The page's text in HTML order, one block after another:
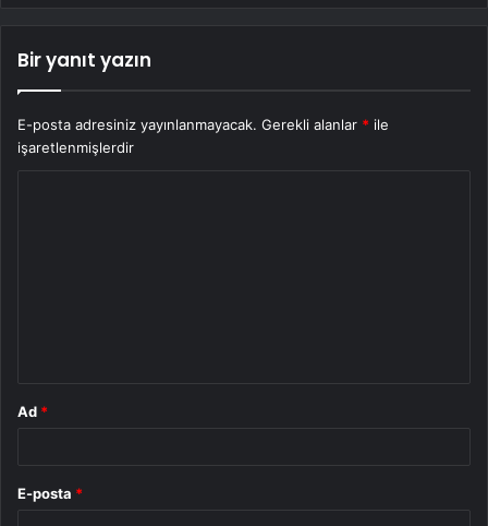
Bir yanıt yazın
E-posta adresiniz yayınlanmayacak. Gerekli alanlar * ile
işaretlenmişlerdir
Ad *
E-posta *